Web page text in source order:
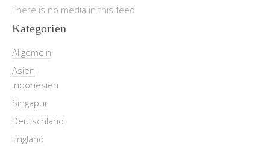
There is no media in this feed
Kategorien
Allgemein
Asien
Indonesien
Singapur
Deutschland
England